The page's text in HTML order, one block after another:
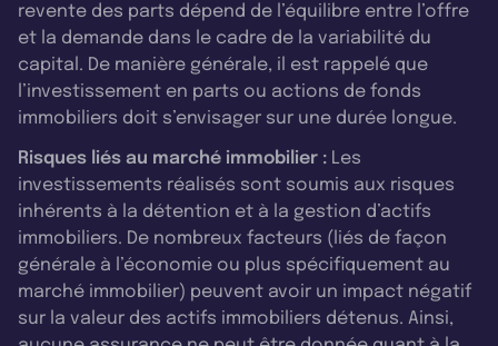
revente des parts dépend de l’équilibre entre l’offre
et la demande dans le cadre de la variabilité du
capital. De manière générale, il est rappelé que
l’investissement en parts ou actions de fonds
immobiliers doit s’envisager sur une durée longue.
Risques liés au marché immobilier : Les
investissements réalisés sont soumis aux risques
inhérents à la détention et à la gestion d’actifs
immobiliers. De nombreux facteurs (liés de façon
générale à l’économie ou plus spécifiquement au
marché immobilier) peuvent avoir un impact négatif
sur la valeur des actifs immobiliers détenus. Ainsi,